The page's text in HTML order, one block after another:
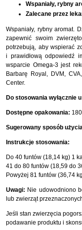
Wspaniały, rybny
Zalecane przez
Wspaniały, rybny aromat.
zapewnić swoim
potrzebują, aby wspierać
i prawidłową odpowiedź
wsparcie Omega-3 jest
Barbarę Royal, DVM,
Center.
Do stosowania wyłącznie
Dostępne opakowania:
Sugerowany sposób
Instrukcje stosowania:
Do 40 funtów (18,14 kg) 1
41 do 80 funtów (18,59 do
Powyżej 81 funtów (36,74
Uwagi: Nie udowodniono
lub zwierząt
Jeśli stan zwierzęcia
podawanie produktu i